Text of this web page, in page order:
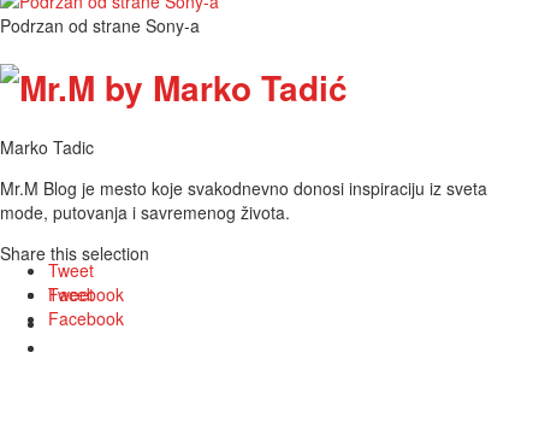
Podrzan od strane Sony-a
Marko Tadic
Mr.M Blog je mesto koje svakodnevno donosi inspiraciju iz sveta
mode, putovanja i savremenog života.
Tweet
Facebook
Share this selection
Tweet
Facebook